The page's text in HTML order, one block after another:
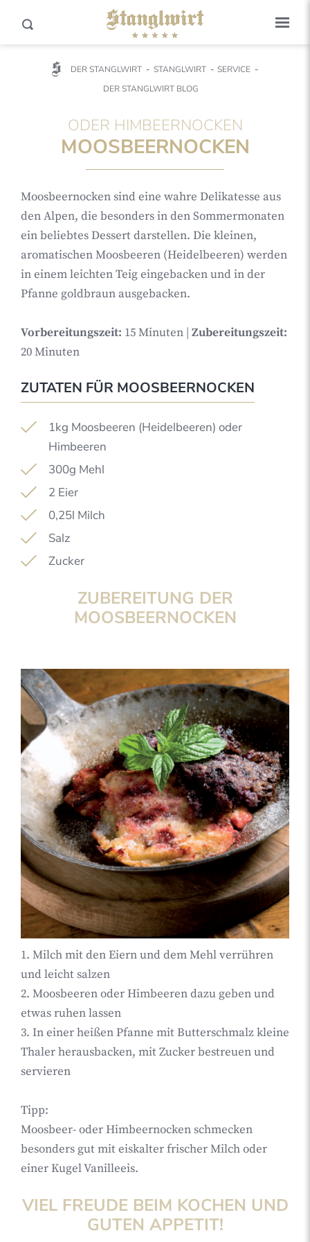
DER STANGLWIRT STANGLWIRT
SERVICE
DER STANGLWIRT BLOG
ODER HIMBEERNOCKEN
MOOSBEERNOCKEN
Moosbeernocken sind eine wahre Delikatesse aus
den Alpen, die besonders in den Sommermonaten
ein beliebtes Dessert darstellen. Die kleinen,
aromatischen Moosbeeren (Heidelbeeren) werden
in einem leichten Teig eingebacken und in der
Pfanne goldbraun ausgebacken.
Vorbereitungszeit: 15 Minuten | Zubereitungszeit:
20 Minuten
ZUTATEN FÜR MOOSBEERNOCKEN
1kg Moosbeeren (Heidelbeeren) oder
Himbeeren
300g Mehl
2 Eier
0,25l Milch
Salz
Zucker
ZUBEREITUNG DER
MOOSBEERNOCKEN
1. Milch mit den Eiern und dem Mehl verrühren
und leicht salzen
2. Moosbeeren oder Himbeeren dazu geben und
etwas ruhen lassen
3. In einer heißen Pfanne mit Butterschmalz kleine
Thaler herausbacken, mit Zucker bestreuen und
servieren
Tipp:
Moosbeer- oder Himbeernocken schmecken
besonders gut mit eiskalter frischer Milch oder
einer Kugel Vanilleeis.
VIEL FREUDE BEIM KOCHEN UND
GUTEN APPETIT!